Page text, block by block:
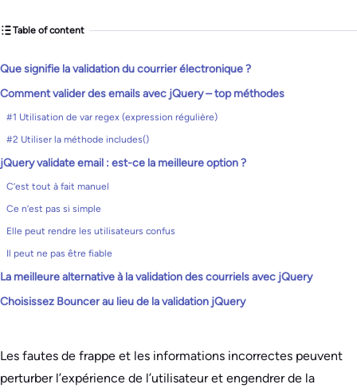
Table of content
Que signifie la validation du courrier électronique ?
Comment valider des emails avec jQuery – top méthodes
#1 Utilisation de var regex (expression régulière)
#2 Utiliser la méthode includes()
jQuery validate email : est-ce la meilleure option ?
C’est tout à fait manuel
Ce n’est pas si simple
Elle peut rendre les utilisateurs confus
Il peut ne pas être fiable
La meilleure alternative à la validation des courriels avec jQuery
Choisissez Bouncer au lieu de la validation jQuery
Les fautes de frappe et les informations incorrectes peuvent
perturber l’expérience de l’utilisateur et engendrer de la